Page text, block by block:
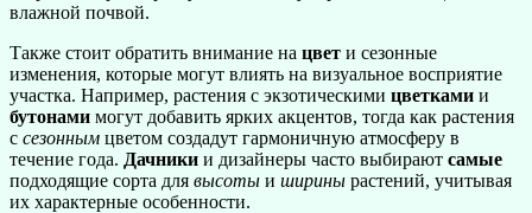
влажной почвой.
Также стоит обратить внимание на цвет и сезонные
изменения, которые могут влиять на визуальное восприятие
участка. Например, растения с экзотическими цветками и
бутонами могут добавить ярких акцентов, тогда как растения
с сезонным цветом создадут гармоничную атмосферу в
течение года. Дачники и дизайнеры часто выбирают самые
подходящие сорта для высоты и ширины растений, учитывая
их характерные особенности.